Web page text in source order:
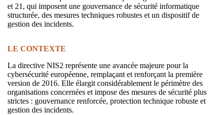
et 21, qui imposent une gouvernance de sécurité informatique
structurée, des mesures techniques robustes et un dispositif de
gestion des incidents.
LE CONTEXTE
La directive NIS2 représente une avancée majeure pour la
cybersécurité européenne, remplaçant et renforçant la première
version de 2016. Elle élargit considérablement le périmètre des
organisations concernées et impose des mesures de sécurité plus
strictes : gouvernance renforcée, protection technique robuste et
gestion des incidents.